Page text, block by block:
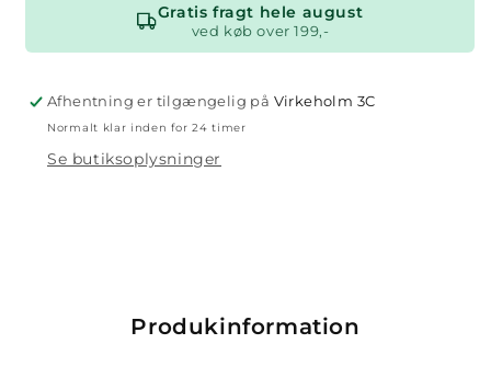
Gratis fragt hele august
ved køb over 199,-
Afhentning er tilgængelig på Virkeholm 3C
Normalt klar inden for 24 timer
Se butiksoplysninger
Produkinformation